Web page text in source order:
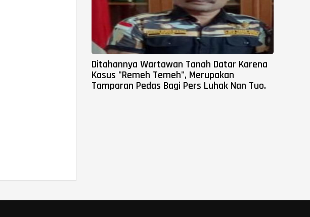
Ditahannya Wartawan Tanah Datar Karena
Kasus "Remeh Temeh", Merupakan
Tamparan Pedas Bagi Pers Luhak Nan Tuo.